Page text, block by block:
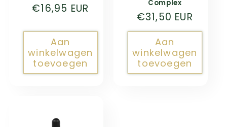
Normale
€16,95 EUR
Aan
winkelwagen
toevoegen
Complex
Normale
prijs
€31,50 EUR
Aan
winkelwagen
toevoegen